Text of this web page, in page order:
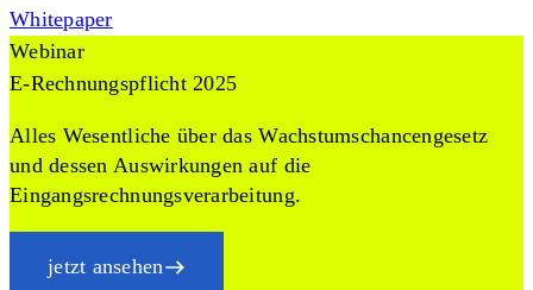
Whitepaper
Webinar
E-Rechnungspflicht 2025
Alles Wesentliche über das Wachstumschancengesetz
und dessen Auswirkungen auf die
Eingangsrechnungsverarbeitung.
jetzt ansehen